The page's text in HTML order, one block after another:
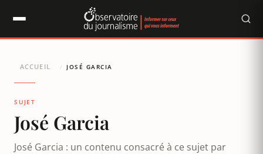
ACCUEIL / JOSÉ GARCIA
SUJET
José Garcia
José Garcia : un contenu consacré à ce sujet par
Panneau de gestion des cookies